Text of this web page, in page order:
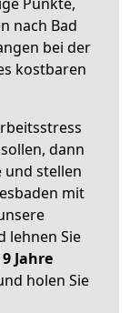
nach Bad
bei der
kostbaren
dann
und stellen
mit
lehnen Sie
Jahre
holen Sie